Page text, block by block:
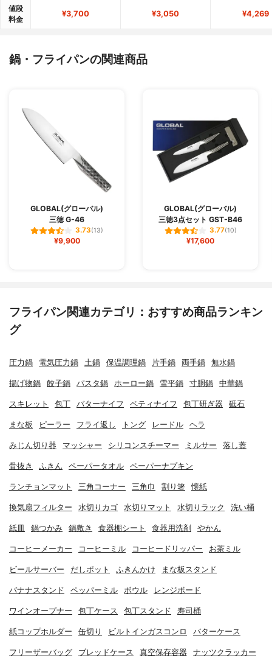
値段
料金
¥3,700 ¥3,050 ¥4,269
鍋・フライパンの関連商品
GLOBAL(グローバル)
三徳 G-46
3.73(13)
¥9,900
GLOBAL(グローバル)
三徳3点セット GST-B46
3.77(10)
¥17,600
フライパン関連カテゴリ：おすすめ商品ランキン
グ
圧力鍋 電気圧力鍋 土鍋 保温調理鍋 片手鍋 両手鍋 無水鍋
揚げ物鍋 餃子鍋 パスタ鍋 ホーロー鍋 雪平鍋 寸胴鍋 中華鍋
スキレット 包丁 バターナイフ ペティナイフ 包丁研ぎ器 砥石
まな板 ピーラー フライ返し トング レードル ヘラ
みじん切り器 マッシャー シリコンスチーマー ミルサー 落し蓋
骨抜き ふきん ペーパータオル ペーパーナプキン
ランチョンマット 三角コーナー 三角巾 割り箸 懐紙
換気扇フィルター 水切りカゴ 水切りマット 水切りラック 洗い桶
紙皿 鍋つかみ 鍋敷き 食器棚シート 食器用洗剤 やかん
コーヒーメーカー コーヒーミル コーヒードリッパー お茶ミル
ビールサーバー だしポット ふきんかけ まな板スタンド
バナナスタンド ペッパーミル ボウル レンジボード
ワインオープナー 包丁ケース 包丁スタンド 寿司桶
紙コップホルダー 缶切り ビルトインガスコンロ バターケース
フリーザーバッグ ブレッドケース 真空保存容器 ナッツクラッカー